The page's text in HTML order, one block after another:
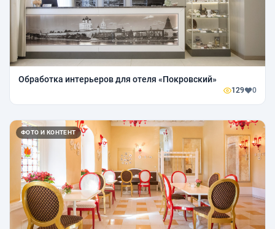
Обработка интерьеров для отеля «Покровский»
129 0
ФОТО И КОНТЕНТ